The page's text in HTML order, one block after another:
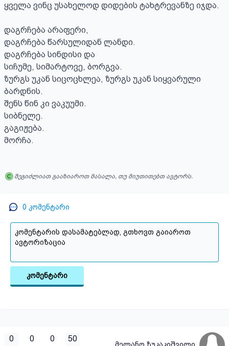
ყველა ვინც უსახელოდ დიდების ტახტრევანზე იჯდა.
დაგრჩება არაფერი,
დაგრჩება წარსულიდან ლანდი.
დაგრჩება სინდისი და
სიჩუმე, სიმარტოვე, ბორგვა.
ზურგს უკან სიცოცხლეა, ზურგს უკან სიყვარული
ბარდნის.
შენს წინ კი ვაკუუმი.
სიბნელე.
გაგიჟება.
მორჩა.
შეგიძლიათ გააზიაროთ მასალა, თუ მიუთითებთ ავტორს.
0 კომენტარი
კომენტარი
0 0 0 50